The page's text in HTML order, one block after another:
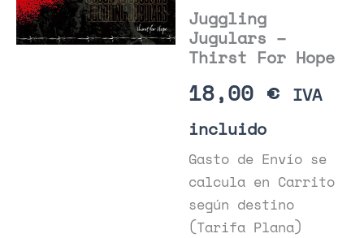
Juggling
Jugulars –
Thirst For Hope
18,00 € IVA
incluido
Gasto de Envío se
calcula en Carrito
según destino
(Tarifa Plana)